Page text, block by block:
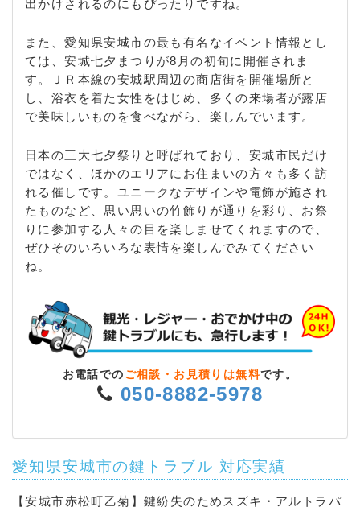
出かけされるのにもぴったりですね。
また、愛知県安城市の最も有名なイベント情報とし
ては、安城七夕まつりが8月の初旬に開催されま
す。ＪＲ本線の安城駅周辺の商店街を開催場所と
し、浴衣を着た女性をはじめ、多くの来場者が露店
で美味しいものを食べながら、楽しんでいます。
日本の三大七夕祭りと呼ばれており、安城市民だけ
ではなく、ほかのエリアにお住まいの方々も多く訪
れる催しです。ユニークなデザインや電飾が施され
たものなど、思い思いの竹飾りが通りを彩り、お祭
りに参加する人々の目を楽しませてくれますので、
ぜひそのいろいろな表情を楽しんでみてください
ね。
お電話での ご相談・お見積りは無料です。
050-8882-5978
愛知県安城市の鍵トラブル 対応実績
【安城市赤松町乙菊】鍵紛失のためスズキ・アルトラパ